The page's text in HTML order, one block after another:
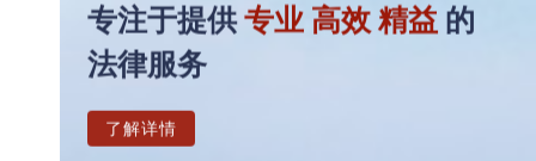
专注于提供 专业 高效 精益 的
法律服务
了解详情